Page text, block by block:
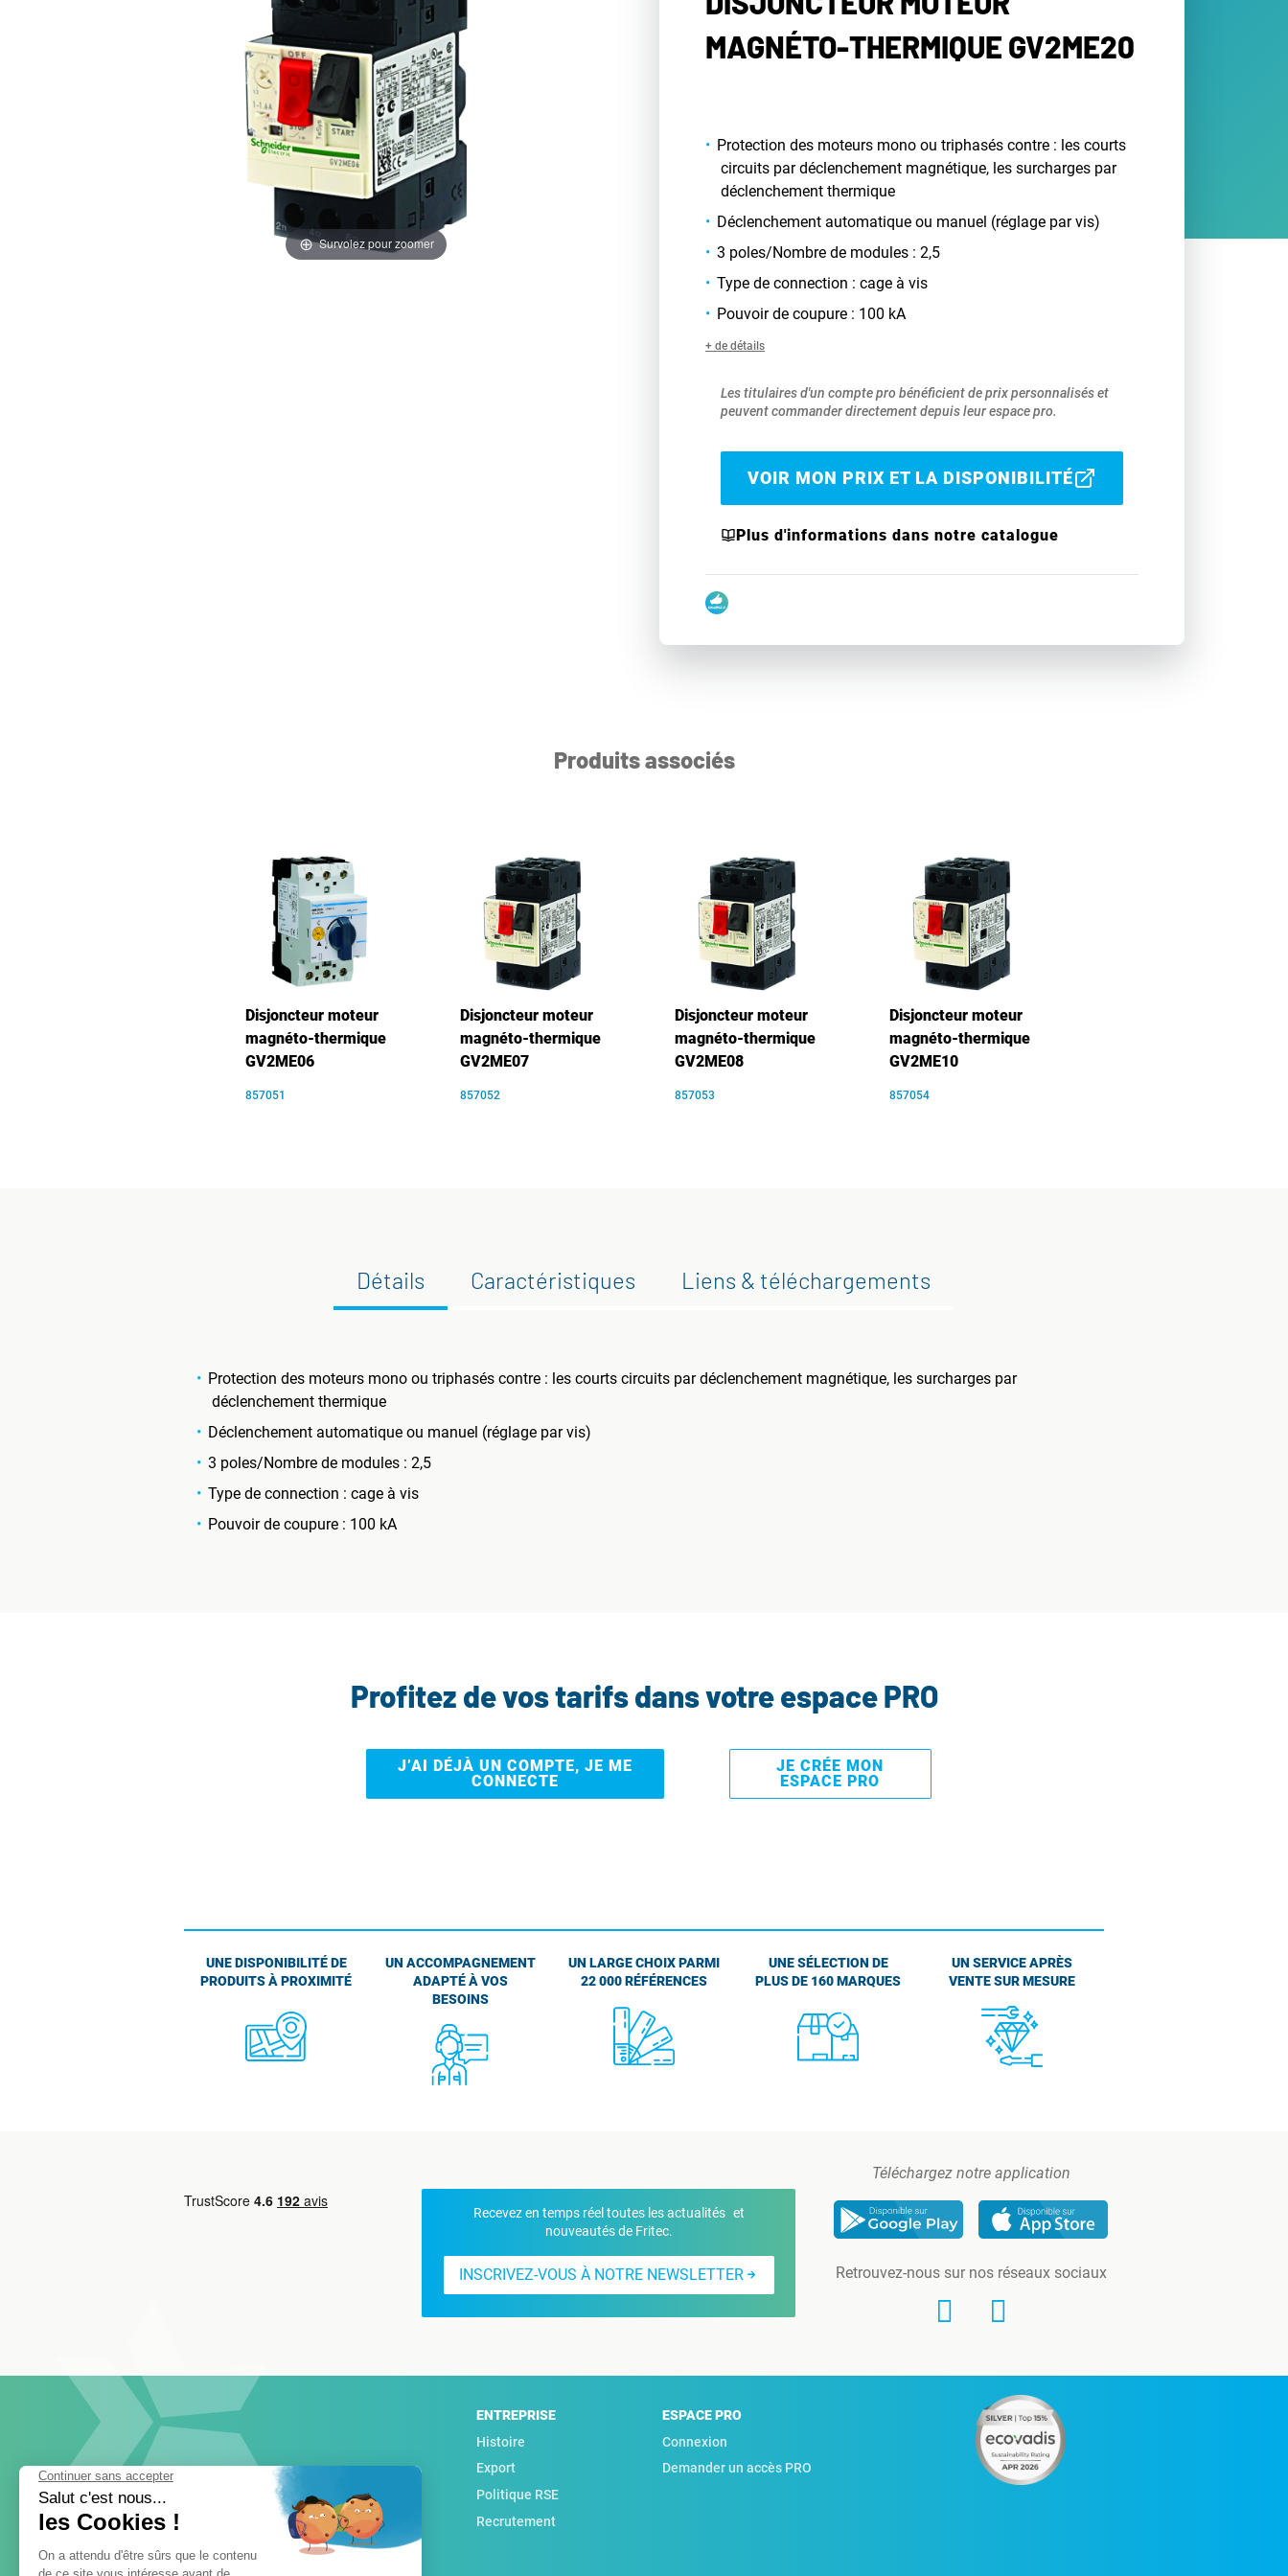
Survolez pour zoomer
MAGNÉTO-THERMIQUE GV2ME20
Protection des moteurs mono ou triphasés contre : les courts
circuits par déclenchement magnétique, les surcharges par
déclenchement thermique
Déclenchement automatique ou manuel (réglage par vis)
3 poles/Nombre de modules : 2,5
Type de connection : cage à vis
Pouvoir de coupure : 100 kA
+ de détails
Les titulaires d'un compte pro bénéficient de prix personnalisés et
peuvent commander directement depuis leur espace pro.
VOIR MON PRIX ET LA DISPONIBILITÉ
Plus d'informations dans notre catalogue
Produits associés
Disjoncteur moteur
magnéto-thermique
GV2ME06
857051
Disjoncteur moteur
magnéto-thermique
GV2ME07
857052
Disjoncteur moteur
magnéto-thermique
GV2ME08
857053
Disjoncteur moteur
magnéto-thermique
GV2ME10
857054
Détails Caractéristiques Liens & téléchargements
Protection des moteurs mono ou triphasés contre : les courts circuits par déclenchement magnétique, les surcharges par
déclenchement thermique
Déclenchement automatique ou manuel (réglage par vis)
3 poles/Nombre de modules : 2,5
Type de connection : cage à vis
Pouvoir de coupure : 100 kA
Profitez de vos tarifs dans votre espace PRO
J’AI DÉJÀ UN COMPTE, JE ME
CONNECTE
JE CRÉE MON
ESPACE PRO
UNE DISPONIBILITÉ DE
PRODUITS À PROXIMITÉ
UN ACCOMPAGNEMENT
ADAPTÉ À VOS
BESOINS
UN LARGE CHOIX PARMI
22 000 RÉFÉRENCES
UNE SÉLECTION DE
PLUS DE 160 MARQUES
UN SERVICE APRÈS
VENTE SUR MESURE
Recevez en temps réel toutes les actualités et
nouveautés de Fritec.
INSCRIVEZ-VOUS À NOTRE NEWSLETTER
Téléchargez notre application
Retrouvez-nous sur nos réseaux sociaux
ENTREPRISE
Histoire
Export
Politique RSE
Recrutement
ESPACE PRO
Connexion
Demander un accès PRO